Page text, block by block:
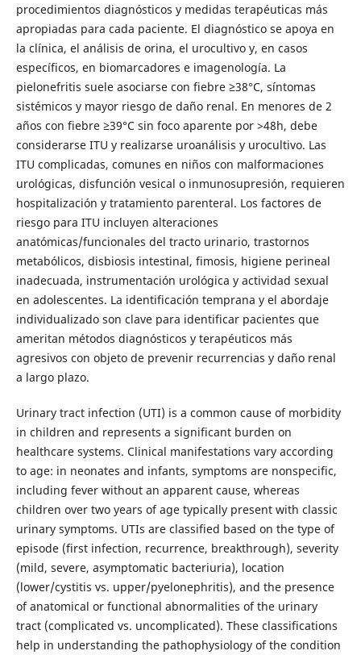
procedimientos diagnósticos y medidas terapéuticas más
apropiadas para cada paciente. El diagnóstico se apoya en
la clínica, el análisis de orina, el urocultivo y, en casos
específicos, en biomarcadores e imagenología. La
pielonefritis suele asociarse con fiebre ≥38°C, síntomas
sistémicos y mayor riesgo de daño renal. En menores de 2
años con fiebre ≥39°C sin foco aparente por >48h, debe
considerarse ITU y realizarse uroanálisis y urocultivo. Las
ITU complicadas, comunes en niños con malformaciones
urológicas, disfunción vesical o inmunosupresión, requieren
hospitalización y tratamiento parenteral. Los factores de
riesgo para ITU incluyen alteraciones
anatómicas/funcionales del tracto urinario, trastornos
metabólicos, disbiosis intestinal, fimosis, higiene perineal
inadecuada, instrumentación urológica y actividad sexual
en adolescentes. La identificación temprana y el abordaje
individualizado son clave para identificar pacientes que
ameritan métodos diagnósticos y terapéuticos más
agresivos con objeto de prevenir recurrencias y daño renal
a largo plazo.
Urinary tract infection (UTI) is a common cause of morbidity
in children and represents a significant burden on
healthcare systems. Clinical manifestations vary according
to age: in neonates and infants, symptoms are nonspecific,
including fever without an apparent cause, whereas
children over two years of age typically present with classic
urinary symptoms. UTIs are classified based on the type of
episode (first infection, recurrence, breakthrough), severity
(mild, severe, asymptomatic bacteriuria), location
(lower/cystitis vs. upper/pyelonephritis), and the presence
of anatomical or functional abnormalities of the urinary
tract (complicated vs. uncomplicated). These classifications
help in understanding the pathophysiology of the condition